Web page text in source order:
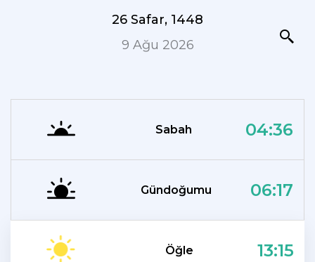
26 Safar, 1448
9 Ağu 2026
Sabah 04:36
Gündoğumu 06:17
Öğle 13:15